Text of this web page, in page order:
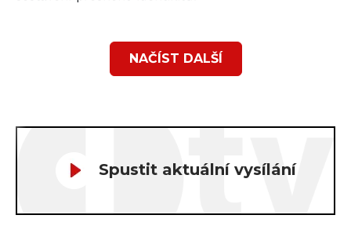
NAČÍST DALŠÍ
Spustit aktuální vysílání